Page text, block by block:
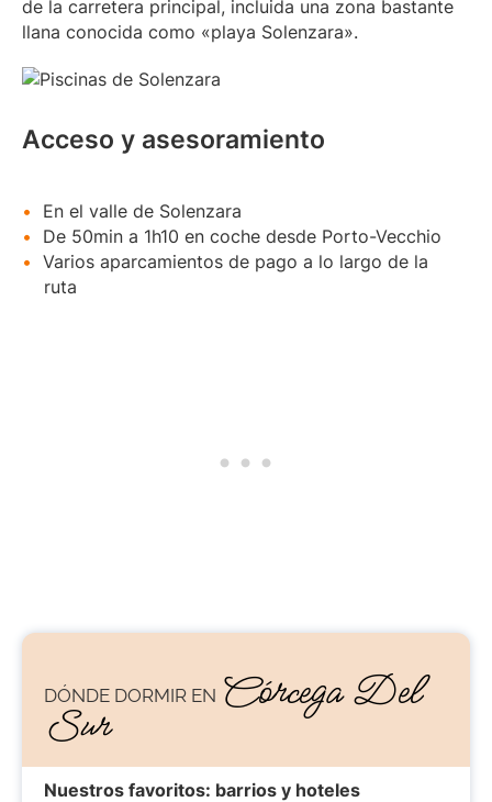
de la carretera principal, incluida una zona bastante
llana conocida como «playa Solenzara».
Acceso y asesoramiento
En el valle de Solenzara
De 50min a 1h10 en coche desde Porto-Vecchio
Varios aparcamientos de pago a lo largo de la
ruta
DÓNDE DORMIR EN Córcega Del
Sur
Nuestros favoritos: barrios y hoteles